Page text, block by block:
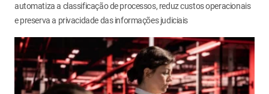
automatiza a classificação de processos, reduz custos operacionais
e preserva a privacidade das informações judiciais